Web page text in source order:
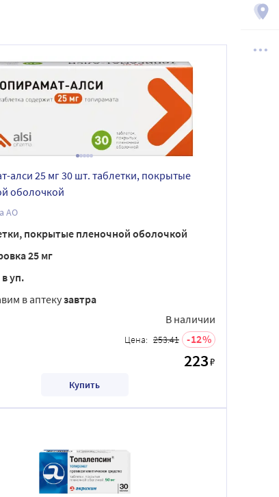
алси 25 мг 30 шт. таблетки, покрытые
оболочкой
Алси Фарма АО
покрытые пленочной оболочкой
25 мг
уп.
в аптекузавтра
В наличии
Цена: 253.41 12
223₽
Купить